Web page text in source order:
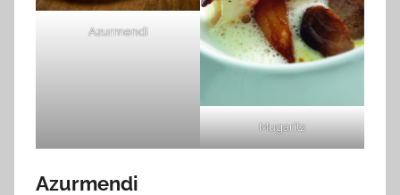
Azurmendi
Mugaritz
Azurmendi